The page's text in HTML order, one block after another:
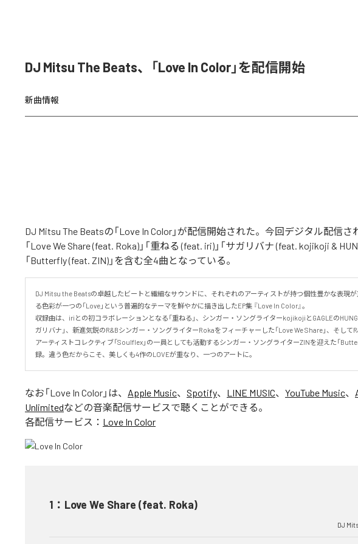
DJ Mitsu The Beats、「Love In Color」を配信開始
新曲情報
DJ Mitsu The Beatsの「Love In Color」が配信開始された。今回デジタル配信さ
「Love We Share (feat. Roka)」「重ねる (feat. iri)」「サガリバナ (feat. kojikoji &
「Butterfly (feat. ZIN)」を含む全4曲となっている。
DJ Mitsu the Beatsの卓越したビートと繊細なサウンドに、それぞれのアーティストが持つ個性豊かな表現
る色彩が一つの「Love」という普遍的なテーマを鮮やかに描き出したEP集 『Love In Color』。
収録曲は、iriとの初コラボレーションとなる「重ねる」、シンガー・ソングライターkojikojiとGAGLEの
ガリバナ」、新進気鋭のR&Bシンガー・ソングライターRokaをフィーチャーした「Love We Share」、そして
アーティストコレクティブ「Soulflex」の一員としても活動するシンガー・ソングライターZINを迎えた「
録。違う色だからこそ、美しくも4作のLOVEが重なり、一つのアートに。
なお「Love In Color 」は、 Apple Music、 Spotify、 LINE MUSIC、 YouTube Music、
Unlimitedなどの音楽配信サービスで聴くことができる。
各配信サービス： Love In Color
1 ： Love We Share (feat. Roka)
DJ